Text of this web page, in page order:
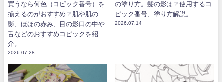
買うなら何色（コピック番号）を
揃えるのがおすすめ？肌や肌の
影、ほほの赤み、目の影口の中や
舌などのおすすめコピックを紹
介。
2026.07.28
の塗り方。髪の影は？使用するコ
ピック番号、塗り方解説。
2026.07.14